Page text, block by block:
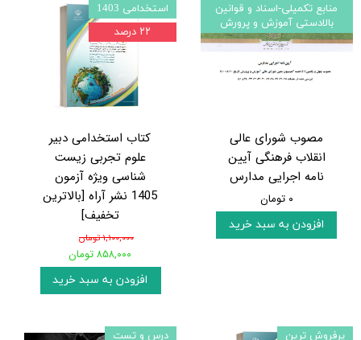
مصوب شورای عالی
انقلاب فرهنگی آیین
نامه اجرایی مدارس
۰ تومان
افزودن به سبد خرید
منابع تکمیلی-اسناد و قوانین
بالادستی آموزش و پرورش
کتاب استخدامی دبیر
علوم تجربی زیست
شناسی ویژه آزمون
1405 نشر آراه [بالاترین
تخفیف]
۱,۱۰۰,۰۰۰ تومان
۸۵۸,۰۰۰ تومان
افزودن به سبد خرید
استخدامی 1403
۲۲ درصد
پرفروش ترین
درس و تست